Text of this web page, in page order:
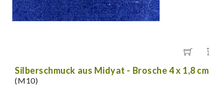
Silberschmuck aus Midyat - Brosche 4 x 1,8 cm
(M10)